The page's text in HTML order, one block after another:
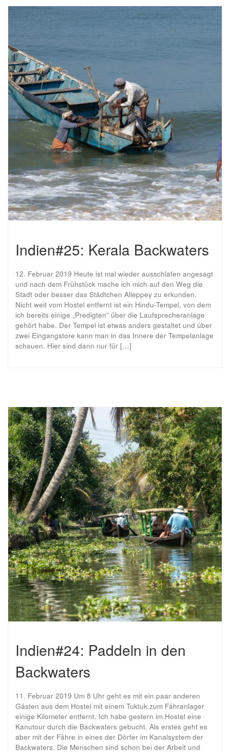
Indien#25: Kerala Backwaters
12. Februar 2019 Heute ist mal wieder ausschlafen angesagt
und nach dem Frühstück mache ich mich auf den Weg die
Stadt oder besser das Städtchen Alleppey zu erkunden.
Nicht weit vom Hostel entfernt ist ein Hindu-Tempel, von dem
ich bereits einige „Predigten“ über die Laufsprecheranlage
gehört habe. Der Tempel ist etwas anders gestaltet und über
zwei Eingangstore kann man in das Innere der Tempelanlage
schauen. Hier sind dann nur für […]
Indien#24: Paddeln in den
Backwaters
11. Februar 2019 Um 8 Uhr geht es mit ein paar anderen
Gästen aus dem Hostel mit einem Tuktuk zum Fähranlager
einige Kilometer entfernt. Ich habe gestern im Hostel eine
Kanutour durch die Backwaters gebucht. Als erstes geht es
aber mit der Fähre in eines der Dörfer im Kanalsystem der
Backwaters. Die Menschen sind schon bei der Arbeit und